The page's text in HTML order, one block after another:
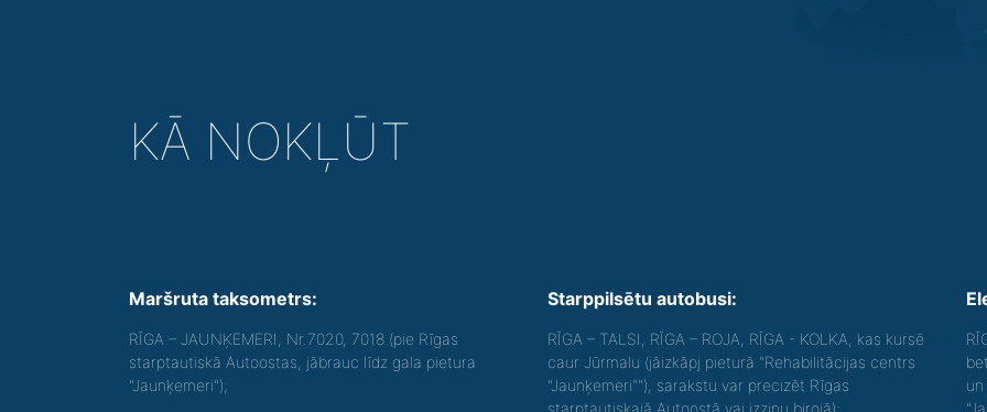
KĀ NOKĻŪT
Maršruta taksometrs:
RĪGA – JAUNĶEMERI, Nr.7020, 7018 (pie Rīgas
starptautiskā Autoostas, jābrauc līdz gala pietura
"Jaunķemeri");
Starppilsētu autobusi:
RĪGA – TALSI, RĪGA – ROJA, RĪGA - KOLKA, kas kursē
caur Jūrmalu (jāizkāpj pieturā "Rehabilitācijas centrs
"Jaunķemeri""), sarakstu var precizēt Rīgas
starptautiskajā Autoostā vai izziņu birojā);